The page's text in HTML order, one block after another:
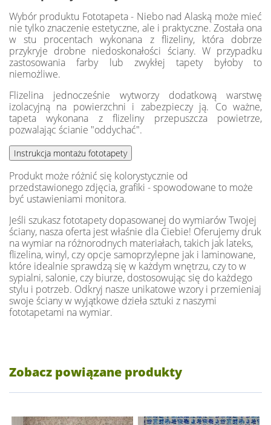
Wybór produktu Fototapeta - Niebo nad Alaską może mieć
nie tylko znaczenie estetyczne, ale i praktyczne. Została ona
w stu procentach wykonana z flizeliny, która dobrze
przykryje drobne niedoskonałości ściany. W przypadku
zastosowania farby lub zwykłej tapety byłoby to
niemożliwe.
Flizelina jednocześnie wytworzy dodatkową warstwę
izolacyjną na powierzchni i zabezpieczy ją. Co ważne,
tapeta wykonana z flizeliny przepuszcza powietrze,
pozwalając ścianie "oddychać".
Produkt może różnić się kolorystycznie od
przedstawionego zdjęcia, grafiki - spowodowane to może
być ustawieniami monitora.
Jeśli szukasz fototapety dopasowanej do wymiarów Twojej
ściany, nasza oferta jest właśnie dla Ciebie! Oferujemy druk
na wymiar na różnorodnych materiałach, takich jak lateks,
flizelina, winyl, czy opcje samoprzylepne jak i laminowane,
które idealnie sprawdzą się w każdym wnętrzu, czy to w
sypialni, salonie, czy biurze, dostosowując się do każdego
stylu i potrzeb. Odkryj nasze unikatowe wzory i przemieniaj
swoje ściany w wyjątkowe dzieła sztuki z naszymi
fototapetami na wymiar.
Zobacz powiązane produkty